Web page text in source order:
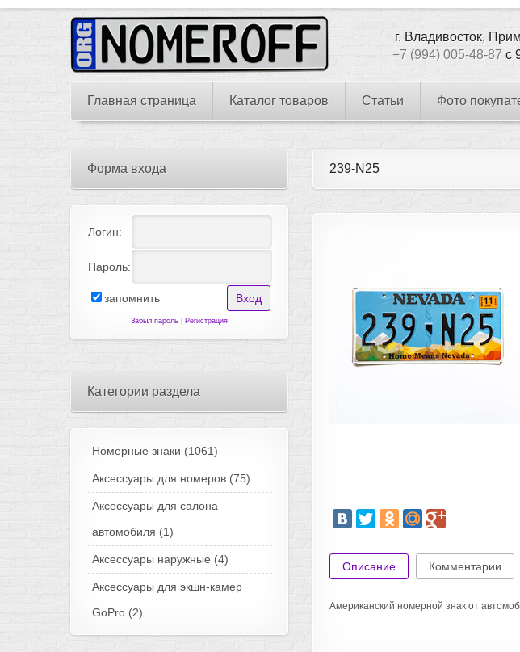
г. Владивосток,
+7 (994) 005-48-87 с
Главная страница Каталог товаров Статьи Фото
239-N25
Описание Комментарии
Американский номерной знак от
Форма входа
Логин:
Пароль:
запомнить
Забыл пароль Регистрация
Категории раздела
Номерные знаки (1061)
Аксессуары для номеров (75)
Аксессуары для салона
автомобиля (1)
Аксессуары наружные (4)
Аксессуары для экшн-камер
GoPro (2)